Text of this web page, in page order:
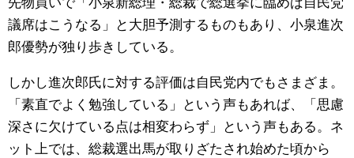
議席はこうなる」と大胆予測するものもあり、小泉進次
郎優勢が独り歩きしている。
しかし進次郎氏に対する評価は自民党内でもさまざま。
「素直でよく勉強している」という声もあれば、「思慮
深さに欠けている点は相変わらず」という声もある。ネ
ット上では、総裁選出馬が取りざたされ始めた頃から